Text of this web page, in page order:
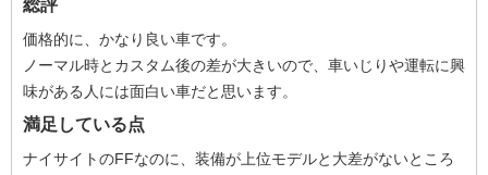
総評
価格的に、かなり良い車です。
ノーマル時とカスタム後の差が大きいので、車いじりや運転に興
味がある人には面白い車だと思います。
満足している点
ナイサイトのFFなのに、装備が上位モデルと大差がないところ